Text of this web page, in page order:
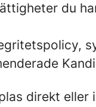
du
direkt